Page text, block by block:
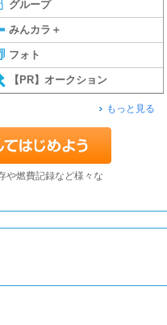
グループ
みんカラ＋
フォト
【PR】オークション
もっと見る
や燃費記録など様々な